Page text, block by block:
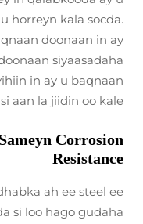
horreyn kala socda.
doonaan in ay
siyaasadaha
in ay u baqnaan
aan la jiidin oo kale.
Corrosion
Resistance
ah ee steel ee
si loo hago gudaha